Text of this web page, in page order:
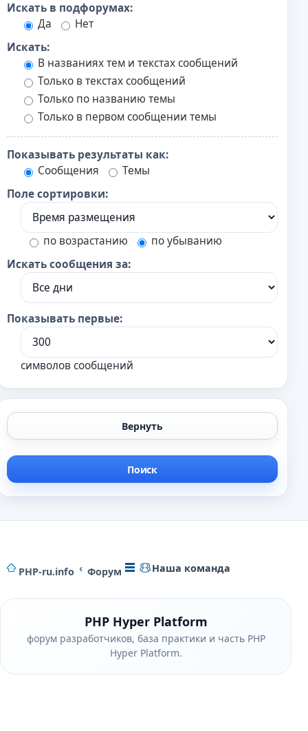
Искать в подфорумах:
Да
Нет
Искать:
В названиях тем и текстах сообщений
Только в текстах сообщений
Только по названию темы
Только в первом сообщении темы
Показывать результаты как:
Сообщения
Темы
Поле сортировки:
по возрастанию
по убыванию
Искать сообщения за:
Показывать первые:
символов сообщений
PHP-ru.info Форум Наша команда
PHP Hyper Platform
форум разработчиков, база практики и часть PHP
Hyper Platform.